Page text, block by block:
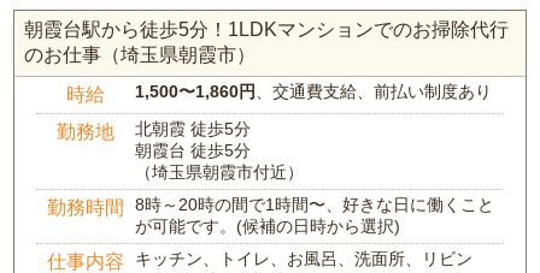
朝霞台駅から徒歩5分！1LDKマンションでのお掃除代行
のお仕事（埼玉県朝霞市）
時給 1,500〜1,860円、交通費支給、前払い制度あり
勤務地
北朝霞 徒歩5分
朝霞台 徒歩5分
（埼玉県朝霞市付近）
勤務時間
8時～20時の間で1時間〜、好きな日に働くこと
が可能です。(候補の日時から選択)
仕事内容
キッチン、トイレ、お風呂、洗面所、リビン